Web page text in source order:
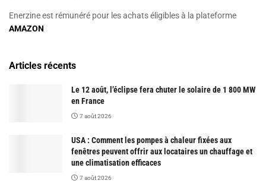
Enerzine est rémunéré pour les achats éligibles à la plateforme
AMAZON
Articles récents
Le 12 août, l’éclipse fera chuter le solaire de 1 800 MW
en France
7 août 2026
USA : Comment les pompes à chaleur fixées aux
fenêtres peuvent offrir aux locataires un chauffage et
une climatisation efficaces
7 août 2026